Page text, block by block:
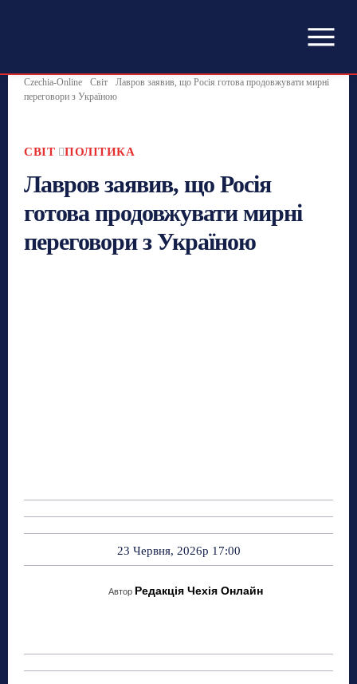
Czechia-Online Світ
Лавров заявив, що Росія готова продовжувати мирні
переговори з Україною
СВІТ ПОЛІТИКА
Лавров заявив, що Росія
готова продовжувати мирні
переговори з Україною
23 Червня, 2026р 17:00
Автор Редакція Чехія Онлайн